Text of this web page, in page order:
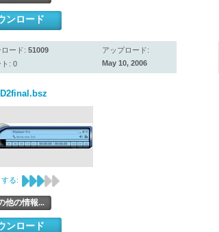
ンロード
ード: 51009
ト: 0
アップロード:
May 10, 2006
る:
他の情報...
ンロード